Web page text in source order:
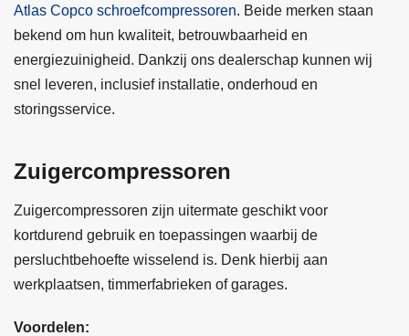
Atlas Copco schroefcompressoren. Beide merken staan
bekend om hun kwaliteit, betrouwbaarheid en
energiezuinigheid. Dankzij ons dealerschap kunnen wij
snel leveren, inclusief installatie, onderhoud en
storingsservice.
Zuigercompressoren
Zuigercompressoren zijn uitermate geschikt voor
kortdurend gebruik en toepassingen waarbij de
persluchtbehoefte wisselend is. Denk hierbij aan
werkplaatsen, timmerfabrieken of garages.
Voordelen: